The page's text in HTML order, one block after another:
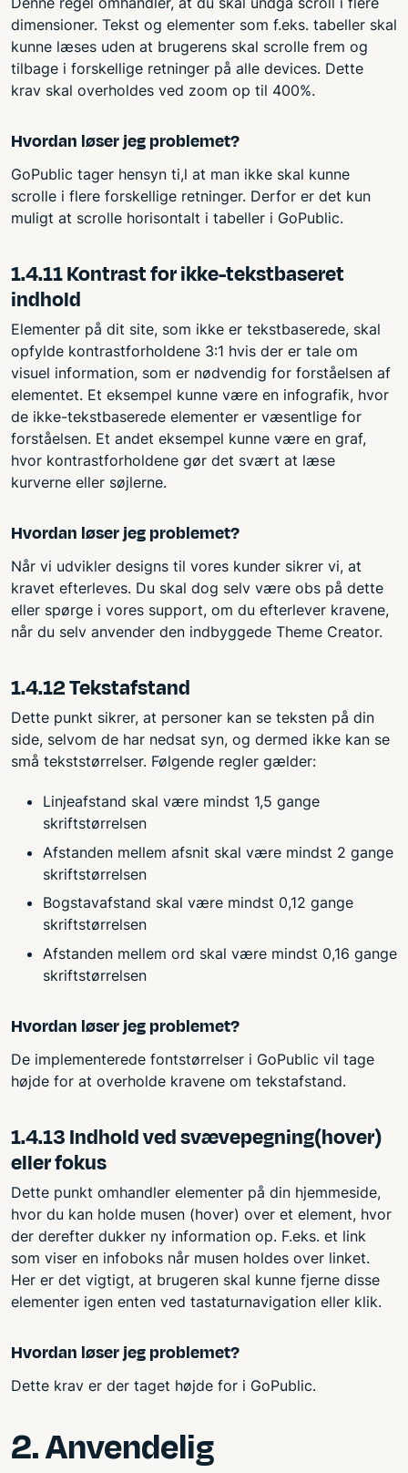
dimensioner. Tekst og elementer som f.eks. tabeller skal
kunne læses uden at brugerens skal scrolle frem og
tilbage i forskellige retninger på alle devices. Dette
krav skal overholdes ved zoom op til 400%.
Hvordan løser jeg problemet?
GoPublic tager hensyn ti,l at man ikke skal kunne
scrolle i flere forskellige retninger. Derfor er det kun
muligt at scrolle horisontalt i tabeller i GoPublic.
1.4.11 Kontrast for ikke-tekstbaseret
indhold
Elementer på dit site, som ikke er tekstbaserede, skal
opfylde kontrastforholdene 3:1 hvis der er tale om
visuel information, som er nødvendig for forståelsen af
elementet. Et eksempel kunne være en infografik, hvor
de ikke-tekstbaserede elementer er væsentlige for
forståelsen. Et andet eksempel kunne være en graf,
hvor kontrastforholdene gør det svært at læse
kurverne eller søjlerne.
Hvordan løser jeg problemet?
Når vi udvikler designs til vores kunder sikrer vi, at
kravet efterleves. Du skal dog selv være obs på dette
eller spørge i vores support, om du efterlever kravene,
når du selv anvender den indbyggede Theme Creator.
1.4.12 Tekstafstand
Dette punkt sikrer, at personer kan se teksten på din
side, selvom de har nedsat syn, og dermed ikke kan se
små tekststørrelser. Følgende regler gælder:
Linjeafstand skal være mindst 1,5 gange
skriftstørrelsen
Afstanden mellem afsnit skal være mindst 2 gange
skriftstørrelsen
Bogstavafstand skal være mindst 0,12 gange
skriftstørrelsen
Afstanden mellem ord skal være mindst 0,16 gange
skriftstørrelsen
Hvordan løser jeg problemet?
De implementerede fontstørrelser i GoPublic vil tage
højde for at overholde kravene om tekstafstand.
1.4.13 Indhold ved svævepegning(hover)
eller fokus
Dette punkt omhandler elementer på din hjemmeside,
hvor du kan holde musen (hover) over et element, hvor
der derefter dukker ny information op. F.eks. et link
som viser en infoboks når musen holdes over linket.
Her er det vigtigt, at brugeren skal kunne fjerne disse
elementer igen enten ved tastaturnavigation eller klik.
Hvordan løser jeg problemet?
Dette krav er der taget højde for i GoPublic.
2. Anvendelig